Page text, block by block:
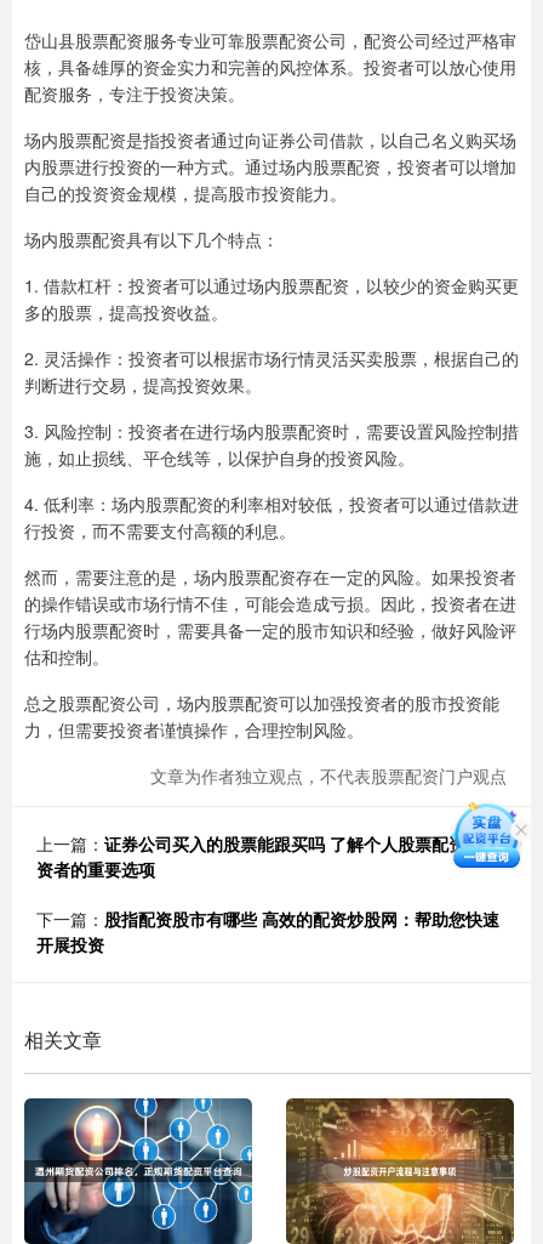
岱山县股票配资服务专业可靠股票配资公司，配资公司经过严格审
核，具备雄厚的资金实力和完善的风控体系。投资者可以放心使用
配资服务，专注于投资决策。
场内股票配资是指投资者通过向证券公司借款，以自己名义购买场
内股票进行投资的一种方式。通过场内股票配资，投资者可以增加
自己的投资资金规模，提高股市投资能力。
场内股票配资具有以下几个特点：
1. 借款杠杆：投资者可以通过场内股票配资，以较少的资金购买更
多的股票，提高投资收益。
2. 灵活操作：投资者可以根据市场行情灵活买卖股票，根据自己的
判断进行交易，提高投资效果。
3. 风险控制：投资者在进行场内股票配资时，需要设置风险控制措
施，如止损线、平仓线等，以保护自身的投资风险。
4. 低利率：场内股票配资的利率相对较低，投资者可以通过借款进
行投资，而不需要支付高额的利息。
然而，需要注意的是，场内股票配资存在一定的风险。如果投资者
的操作错误或市场行情不佳，可能会造成亏损。因此，投资者在进
行场内股票配资时，需要具备一定的股市知识和经验，做好风险评
估和控制。
总之股票配资公司，场内股票配资可以加强投资者的股市投资能
力，但需要投资者谨慎操作，合理控制风险。
文章为作者独立观点，不代表股票配资门户观点
上一篇： 证券公司买入的股票能跟买吗 了解个人股票配资：投
资者的重要选项
下一篇： 股指配资股市有哪些 高效的配资炒股网：帮助您快速
开展投资
相关文章